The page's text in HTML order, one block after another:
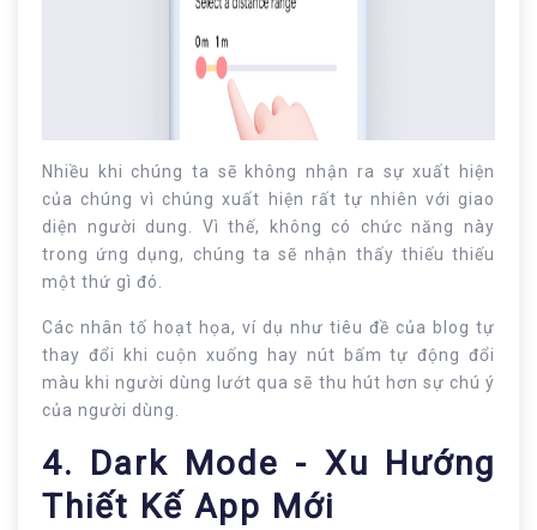
Nhiều khi chúng ta sẽ không nhận ra sự xuất hiện
của chúng vì chúng xuất hiện rất tự nhiên với giao
diện người dung. Vì thế, không có chức năng này
trong ứng dụng, chúng ta sẽ nhận thấy thiếu thiếu
một thứ gì đó.
Các nhân tố hoạt họa, ví dụ như tiêu đề của blog tự
thay đổi khi cuộn xuống hay nút bấm tự động đổi
màu khi người dùng lướt qua sẽ thu hút hơn sự chú ý
của người dùng.
4. Dark Mode - Xu Hướng
Thiết Kế App Mới